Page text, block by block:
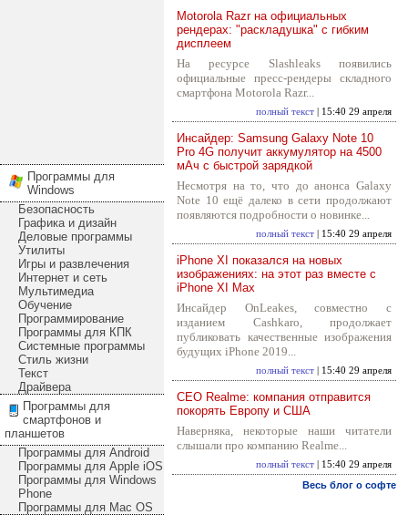
Программы для
Windows
Безопасность
Графика и дизайн
Деловые программы
Утилиты
Игры и развлечения
Интернет и сеть
Мультимедиа
Обучение
Программирование
Программы для КПК
Системные программы
Стиль жизни
Текст
Драйвера
Программы для
смартфонов и
планшетов
Программы для Android
Программы для Apple iOS
Программы для Windows
Phone
Программы для Mac OS
Motorola Razr на официальных
рендерах: "раскладушка" с гибким
дисплеем
На ресурсе Slashleaks появились
официальные пресс-рендеры складного
смартфона Motorola Razr...
полный текст | 15:40 29 апреля
Инсайдер: Samsung Galaxy Note 10
Pro 4G получит аккумулятор на 4500
мАч с быстрой зарядкой
Несмотря на то, что до анонса Galaxy
Note 10 ещё далеко в сети продолжают
появляются подробности о новинке...
полный текст | 15:40 29 апреля
iPhone XI показался на новых
изображениях: на этот раз вместе с
iPhone XI Max
Инсайдер OnLeakes, совместно с
изданием Cashkaro, продолжает
публиковать качественные изображения
будущих iPhone 2019...
полный текст | 15:40 29 апреля
CEO Realme: компания отправится
покорять Европу и США
Наверняка, некоторые наши читатели
слышали про компанию Realme...
полный текст | 15:40 29 апреля
Весь блог о софте